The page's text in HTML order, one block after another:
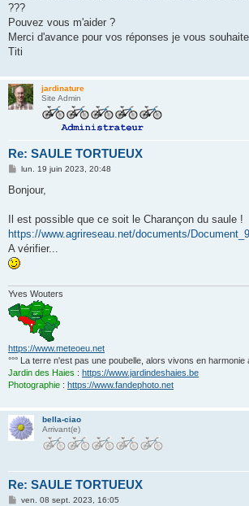
???
Pouvez vous m'aider ?
Merci d'avance pour vos réponses je vous
Titi
jardinature
Site Admin
Re: SAULE TORTUEUX
M
s
g
lun. 19 juin 2023, 20:48
Bonjour,
Il est possible que ce soit le Charançon du saule !
https://www.agrireseau.net/documents/
A vérifier...
Yves Wouters
https://www.meteoeu.net
°°° La terre n'est pas une poubelle, alors vivons en harmonie
Jardin des Haies : https://www.jardindeshaies.be
Photographie : https://www.fandephoto.net
bella-ciao
Arrivant(e)
Re: SAULE TORTUEUX
Mven. 08 sept. 2023, 16:05